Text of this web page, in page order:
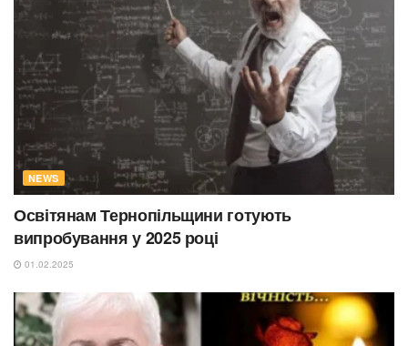
NEWS
Освітянам Тернопільщини готують
випробування у 2025 році
01.02.2025